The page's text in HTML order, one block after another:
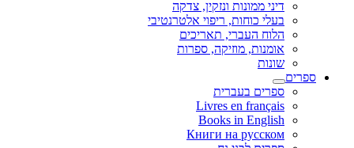
דיני ממונות ונזקין, צדקה
בעלי כוחות, ריפוי אלטרנטיבי
הלוח העברי, תאריכים
אומנות, מוזיקה, ספרות
שונות
ספרים
ספרים בעברית
Livres en français
Books in English
Книги на русском